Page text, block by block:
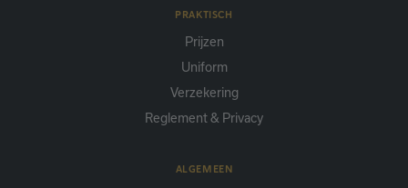
PRAKTISCH
Prijzen
Uniform
Verzekering
Reglement & Privacy
ALGEMEEN